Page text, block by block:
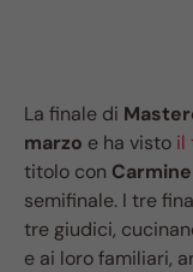
La finale di
marzo e ha visto il
titolo con Carmine
semifinale. I tre
tre giudici,
e ai loro familiari,